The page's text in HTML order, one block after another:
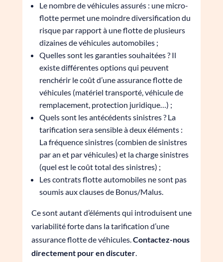
Le nombre de véhicules assurés : une micro-
flotte permet une moindre diversification du
risque par rapport à une flotte de plusieurs
dizaines de véhicules automobiles ;
Quelles sont les garanties souhaitées ? Il
existe différentes options qui peuvent
renchérir le coût d’une assurance flotte de
véhicules (matériel transporté, véhicule de
remplacement, protection juridique…) ;
Quels sont les antécédents sinistres ? La
tarification sera sensible à deux éléments :
La fréquence sinistres (combien de sinistres
par an et par véhicules) et la charge sinistres
(quel est le coût total des sinistres) ;
Les contrats flotte automobiles ne sont pas
soumis aux clauses de Bonus/Malus.
Ce sont autant d’éléments qui introduisent une
variabilité forte dans la tarification d’une
assurance flotte de véhicules.Contactez-nous
directement pour en discuter.